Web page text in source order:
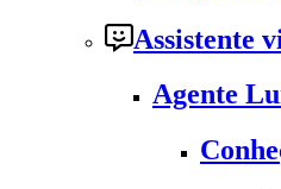
Assistente
Agente